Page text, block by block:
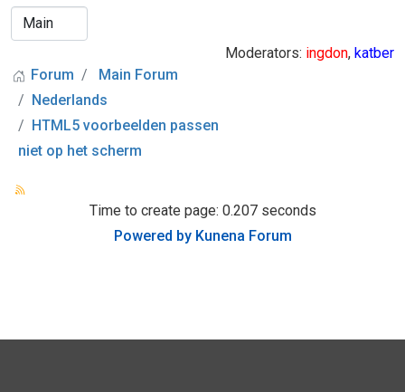
Moderators: ingdon, katber
Forum
Main Forum
Nederlands
HTML5 voorbeelden passen
niet op het scherm
Time to create page: 0.207 seconds
Powered by Kunena Forum